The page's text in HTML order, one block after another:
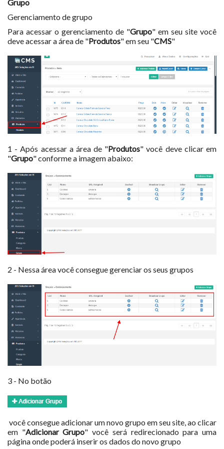
Grupo
Gerenciamento de grupo
Para acessar o gerenciamento de "Grupo" em seu site você
deve acessar a área de "Produtos" em seu "CMS"
1 - Após acessar a área de "Produtos" você deve clicar em
"Grupo" conforme a imagem abaixo:
2 - Nessa área você consegue gerenciar os seus grupos
3 - No botão
você consegue adicionar um novo grupo em seu site, ao clicar
em "Adicionar Grupo" você será redirecionado para uma
página onde poderá inserir os dados do novo grupo